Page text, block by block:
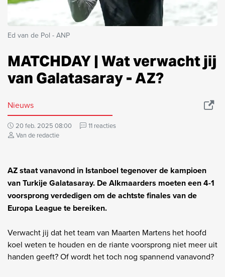
Ed van de Pol - ANP
MATCHDAY | Wat verwacht jij
van Galatasaray - AZ?
Nieuws
20 feb. 2025 08:00
11 reacties
Van de redactie
AZ staat vanavond in Istanboel tegenover de kampioen
van Turkije Galatasaray. De Alkmaarders moeten een 4-1
voorsprong verdedigen om de achtste finales van de
Europa League te bereiken.
Verwacht jij dat het team van Maarten Martens het hoofd
koel weten te houden en de riante voorsprong niet meer uit
handen geeft? Of wordt het toch nog spannend vanavond?